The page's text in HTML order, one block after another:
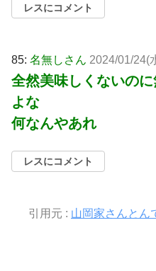
レスにコメント
85: 名無しさん 2024/01/24(
全然美味しくないの
よな
何なんやあれ
レスにコメント
引用元 : 山岡家さんとん